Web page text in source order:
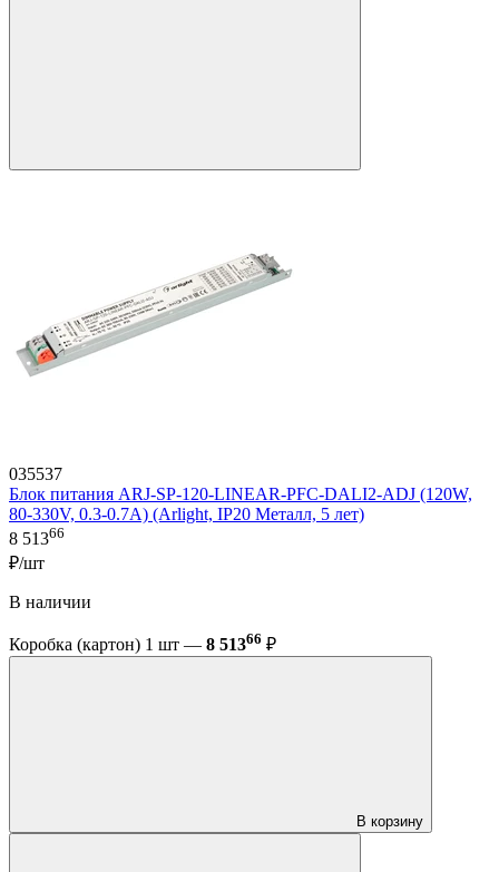
035537
Блок питания ARJ-SP-120-LINEAR-PFC-DALI2-ADJ (120W,
80-330V, 0.3-0.7A) (Arlight, IP20 Металл, 5 лет)
8 51366
₽/шт
В наличии
Коробка (картон) 1 шт — 8 51366 ₽
В корзину